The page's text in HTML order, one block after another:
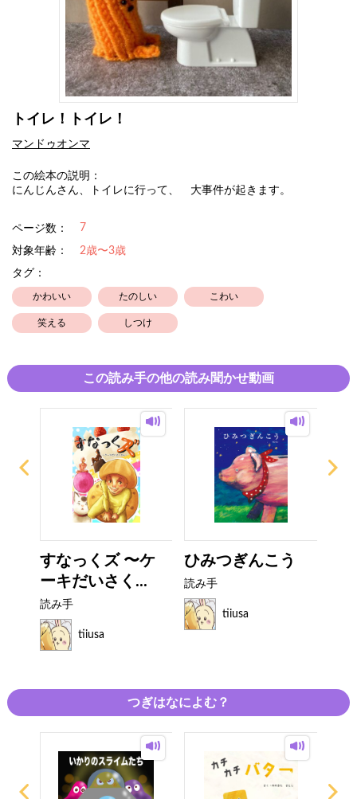
トイレ！トイレ！
マンドゥオンマ
この絵本の説明：
にんじんさん、トイレに行って、 大事件が起きます。
ページ数： 7
対象年齢：
2歳〜3歳
タグ：
かわいい たのしい こわい
笑える しつけ
この読み手の他の読み聞かせ動画
すなっくズ 〜ケ
ーキだいさく...
読み手
tiiusa
ひみつぎんこう
読み手
tiiusa
つぎはなによむ？